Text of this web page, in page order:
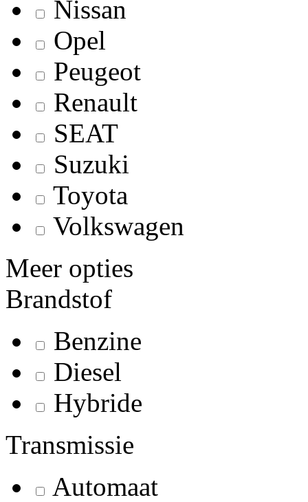
Nissan
Opel
Peugeot
Renault
SEAT
Suzuki
Toyota
Volkswagen
Meer opties
Brandstof
Benzine
Diesel
Hybride
Transmissie
Automaat